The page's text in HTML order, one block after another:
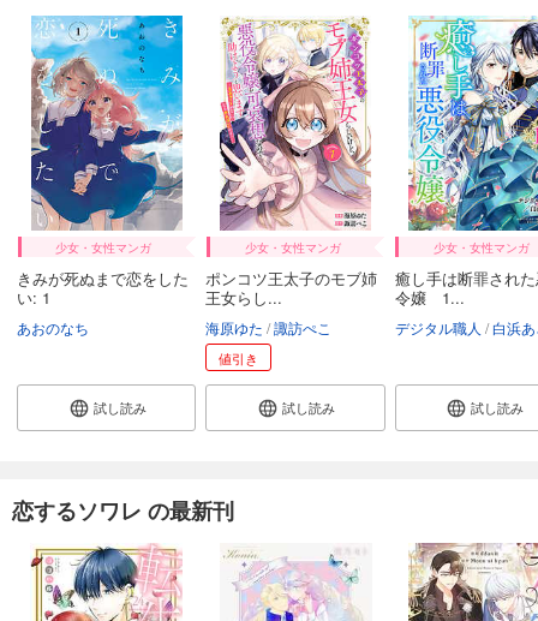
少女・女性マンガ
きみが死ぬまで恋をした
い: 1
あおのなち
試し読み
少女・女性マンガ
ポンコツ王太子のモブ姉
王女らし...
海原ゆた 諏訪ぺこ
値引き
試し読み
少女・女性マンガ
癒し手は断罪され
令嬢 1...
デジタル職人 白浜
試し読み
恋するソワレ の最新刊